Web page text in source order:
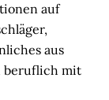
auf
aus
beruflich mit